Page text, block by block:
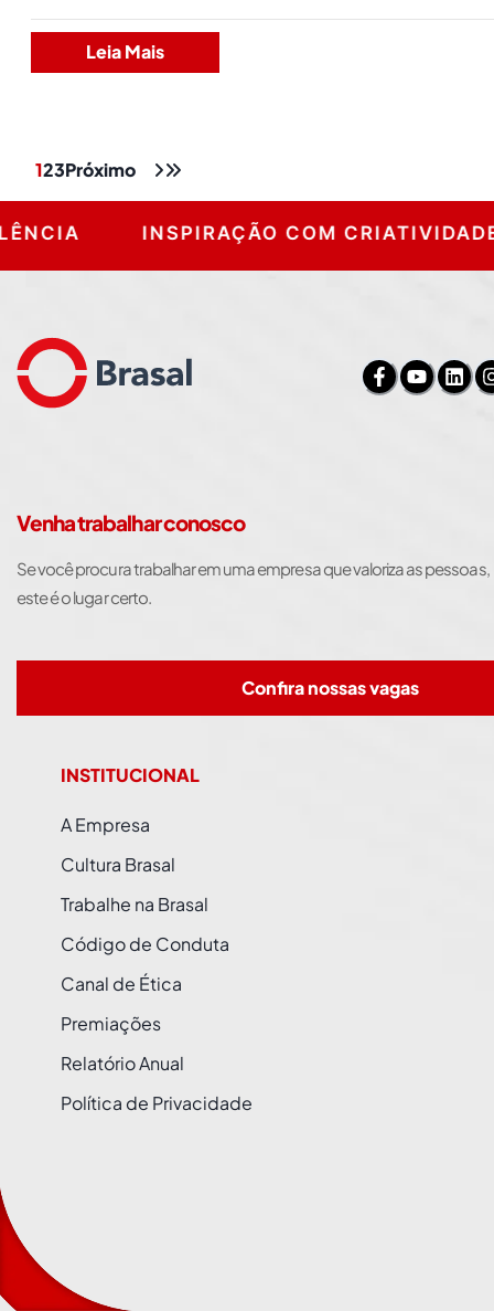
Leia Mais
123Próximo
INSPIRAÇÃO COM CRIATIVIDADE
Venha trabalhar conosco
Se você procura trabalhar em uma empresa que valoriza as pessoas,
este é o lugar certo.
Confira nossas vagas
INSTITUCIONAL
A Empresa
Cultura Brasal
Trabalhe na Brasal
Código de Conduta
Canal de Ética
Premiações
Relatório Anual
Política de Privacidade